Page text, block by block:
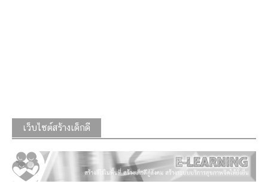
เว็บไซต์สร้างเด็กดี